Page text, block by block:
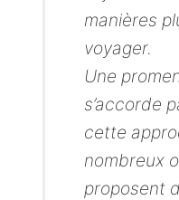
manières
voyager.
Une
s’accorde
cette
nombreux
proposent